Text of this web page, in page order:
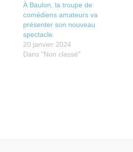
À Baulon, la troupe de
comédiens amateurs va
présenter son nouveau
spectacle
20 janvier 2024
Dans "Non classé"